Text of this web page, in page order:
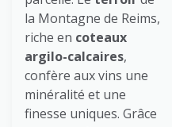
la Montagne de Reims,
riche en coteaux
argilo-calcaires,
confère aux vins une
minéralité et une
finesse uniques. Grâce